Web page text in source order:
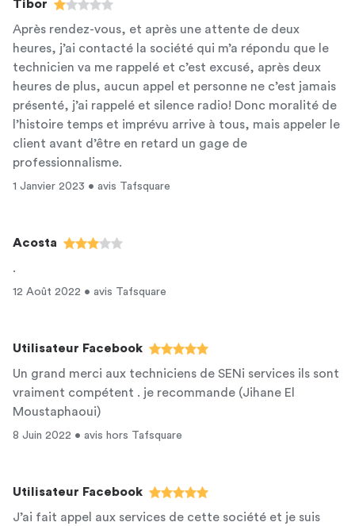
Tibor
Après rendez-vous, et après une attente de deux
heures, j’ai contacté la société qui m’a répondu que le
technicien va me rappelé et c’est excusé, après deux
heures de plus, aucun appel et personne ne c’est jamais
présenté, j’ai rappelé et silence radio! Donc moralité de
l’histoire temps et imprévu arrive à tous, mais appeler le
client avant d’être en retard un gage de
professionnalisme.
1 Janvier 2023 • avis Tafsquare
Acosta
.
12 Août 2022 • avis Tafsquare
Utilisateur Facebook
Un grand merci aux techniciens de SENi services ils sont
vraiment compétent . je recommande (Jihane El
Moustaphaoui)
8 Juin 2022 • avis hors Tafsquare
Utilisateur Facebook
J’ai fait appel aux services de cette société et je suis